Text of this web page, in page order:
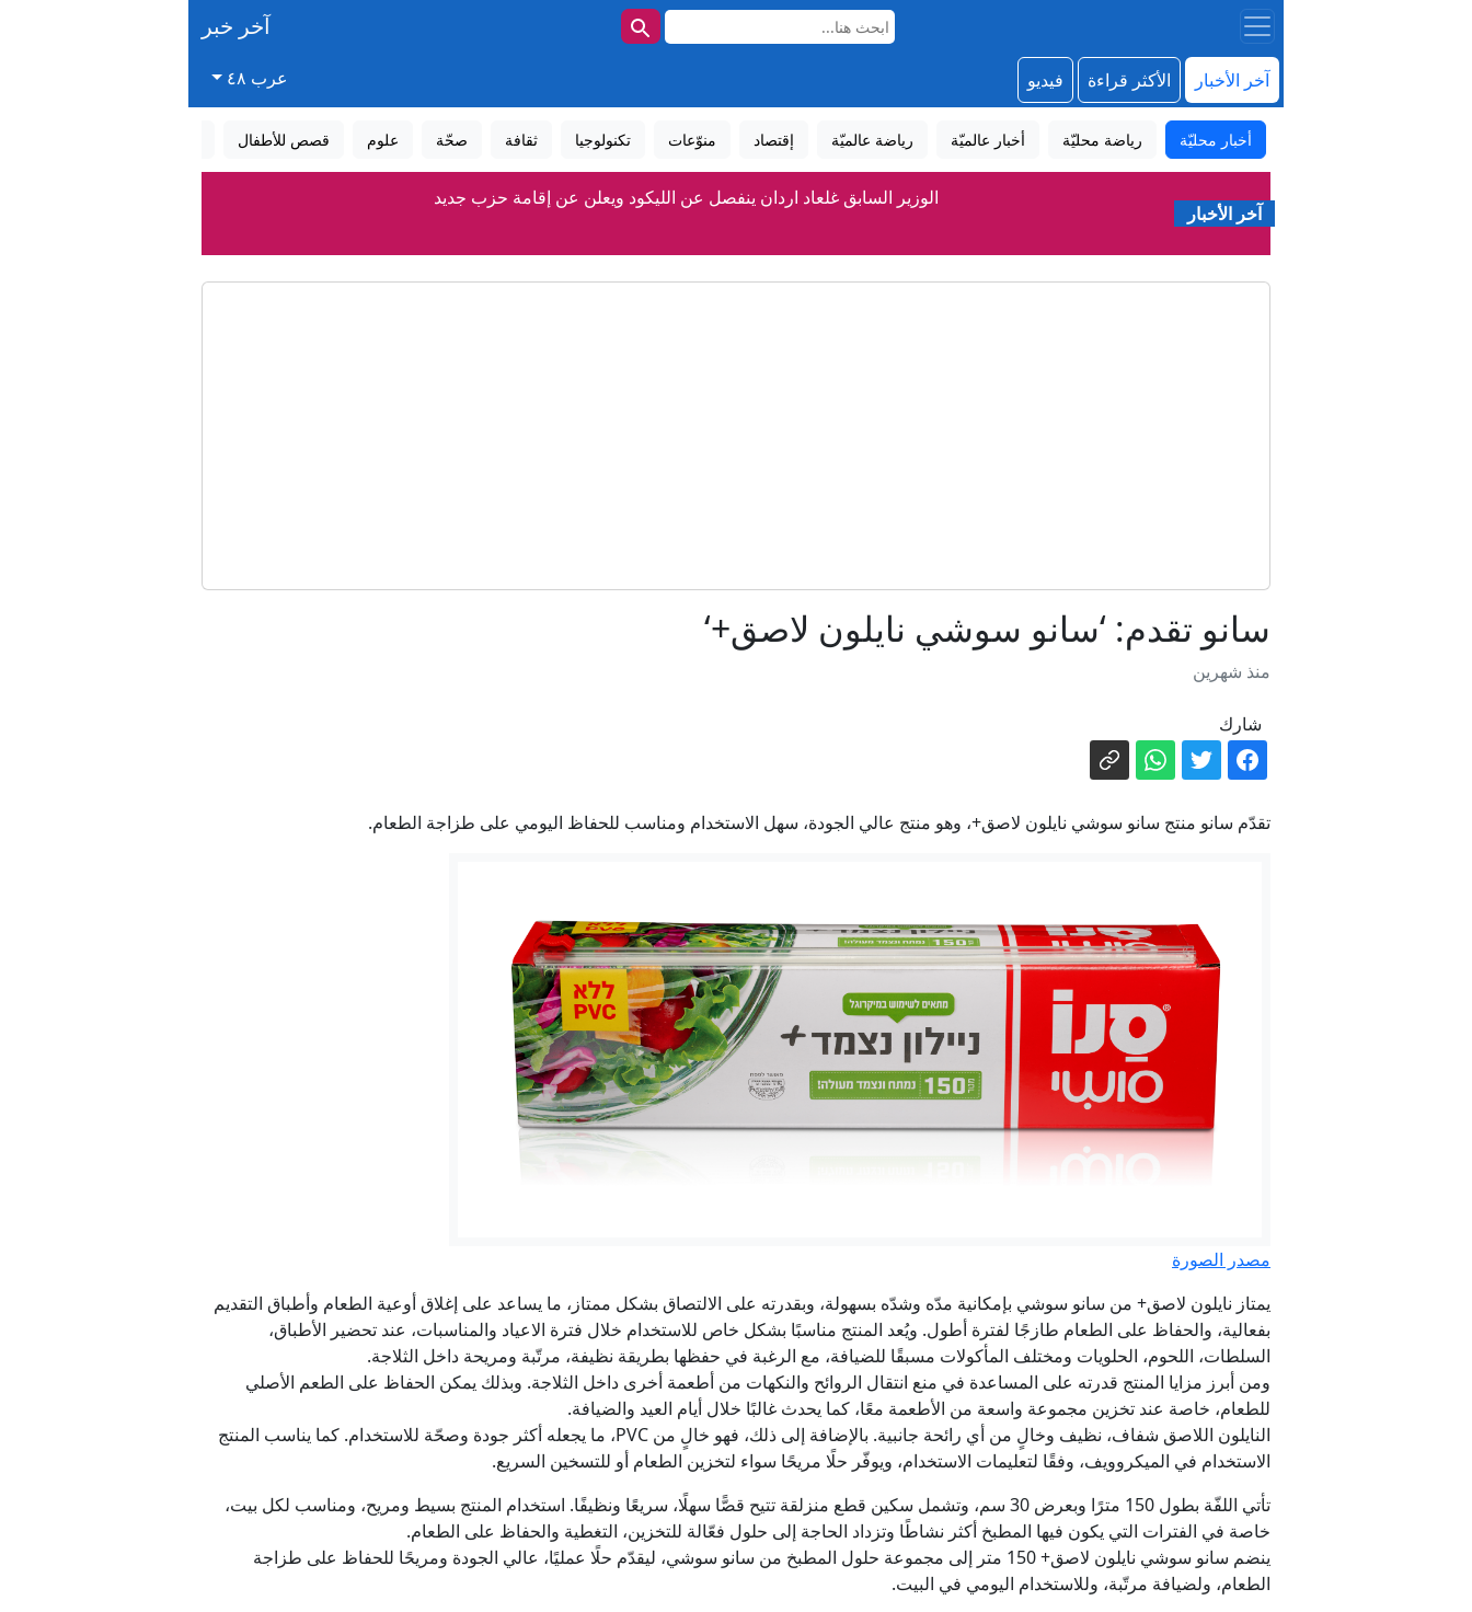
آخر خبر
آخر الأخبار الأكثر قراءة فيديو عرب ٤٨
أخبار محليّة رياضة محليّة أخبار عالميّة رياضة عالميّة إقتصاد منوّعات تكنولوجيا ثقافة صحّة علوم قصص للأطفال
آخر الأخبار
الوزير السابق غلعاد اردان ينفصل عن الليكود ويعلن عن إقامة حزب جديد
زيلينسكي: أوكرانيا تقترب من بناء درعها الصاروخي
إصابة 5 أشخاص بجروح خطيرة جراء تصادم ثلاث مركبات قرب مستوطنة حمرا
الجيش الإسرائيلي: سلاح البحرية يعزز جاهزيته في مناورة واسعة بقيادة أسطولي زوارق الصواريخ والغواصات
الجنوب: ضبط 1.6 كغم من مخدرات الكريستال وإحباط صرافة غير مرخصة داخل مركبة في رهط
مفاوضات لبنان وإسرائيل.. لا تقدم بشأن المناطق التجريبية واتفاق حول "ما بعد اليونيفيل"
الحوثيون يعلنون تنفيذ عملية عسكرية واسعة ضد "قوات سعودية" في اليمن
تحذير من إعلانات مزيفة تستخدم صور د.الطيبي ود.عباس للاحتيال على الجمهور
سانو تقدم: ‘سانو سوشي نايلون لاصق+‘
منذ شهرين
شارك
تقدّم سانو منتج سانو سوشي نايلون لاصق+، وهو منتج عالي الجودة، سهل الاستخدام ومناسب للحفاظ اليومي على طزاجة الطعام.
مصدر الصورة
يمتاز نايلون لاصق+ من سانو سوشي بإمكانية مدّه وشدّه بسهولة، وبقدرته على الالتصاق بشكل ممتاز، ما يساعد على إغلاق أوعية الطعام وأطباق التقديم
بفعالية، والحفاظ على الطعام طازجًا لفترة أطول. ويُعد المنتج مناسبًا بشكل خاص للاستخدام خلال فترة الاعياد والمناسبات، عند تحضير الأطباق،
السلطات، اللحوم، الحلويات ومختلف المأكولات مسبقًا للضيافة، مع الرغبة في حفظها بطريقة نظيفة، مرتّبة ومريحة داخل الثلاجة.
ومن أبرز مزايا المنتج قدرته على المساعدة في منع انتقال الروائح والنكهات من أطعمة أخرى داخل الثلاجة. وبذلك يمكن الحفاظ على الطعم الأصلي
للطعام، خاصة عند تخزين مجموعة واسعة من الأطعمة معًا، كما يحدث غالبًا خلال أيام العيد والضيافة.
النايلون اللاصق شفاف، نظيف وخالٍ من أي رائحة جانبية. بالإضافة إلى ذلك، فهو خالٍ من PVC، ما يجعله أكثر جودة وصحّة للاستخدام. كما يناسب المنتج
الاستخدام في الميكروويف، وفقًا لتعليمات الاستخدام، ويوفّر حلًا مريحًا سواء لتخزين الطعام أو للتسخين السريع.
تأتي اللفّة بطول 150 مترًا وبعرض 30 سم، وتشمل سكين قطع منزلقة تتيح قصًّا سهلًا، سريعًا ونظيفًا. استخدام المنتج بسيط ومريح، ومناسب لكل بيت،
خاصة في الفترات التي يكون فيها المطبخ أكثر نشاطًا وتزداد الحاجة إلى حلول فعّالة للتخزين، التغطية والحفاظ على الطعام.
ينضم سانو سوشي نايلون لاصق+ 150 متر إلى مجموعة حلول المطبخ من سانو سوشي، ليقدّم حلًا عمليًا، عالي الجودة ومريحًا للحفاظ على طزاجة
الطعام، ولضيافة مرتّبة، وللاستخدام اليومي في البيت.